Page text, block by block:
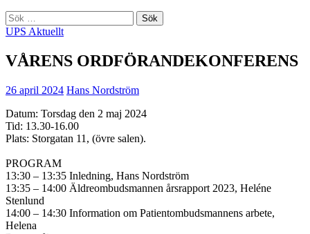
Sök
efter:
UPS Aktuellt
VÅRENS ORDFÖRANDEKONFERENS
26 april 2024 Hans Nordström
Datum: Torsdag den 2 maj 2024
Tid: 13.30-16.00
Plats: Storgatan 11, (övre salen).
PROGRAM
13:30 – 13:35 Inledning, Hans Nordström
13:35 – 14:00 Äldreombudsmannen årsrapport 2023, Heléne
Stenlund
14:00 – 14:30 Information om Patientombudsmannens arbete,
Helena